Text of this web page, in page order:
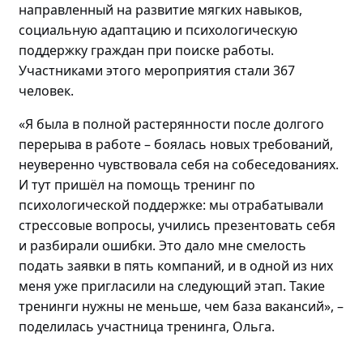
направленный на развитие мягких навыков,
социальную адаптацию и психологическую
поддержку граждан при поиске работы.
Участниками этого мероприятия стали 367
человек.
«Я была в полной растерянности после долгого
перерыва в работе – боялась новых требований,
неуверенно чувствовала себя на собеседованиях.
И тут пришёл на помощь тренинг по
психологической поддержке: мы отрабатывали
стрессовые вопросы, учились презентовать себя
и разбирали ошибки. Это дало мне смелость
подать заявки в пять компаний, и водной из них
меня уже пригласили на следующий этап. Такие
тренинги нужны не меньше, чем база вакансий», –
поделилась участница тренинга, Ольга.